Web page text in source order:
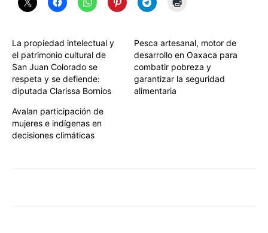
La propiedad intelectual y
el patrimonio cultural de
San Juan Colorado se
respeta y se defiende:
diputada Clarissa Bornios
Pesca artesanal, motor de
desarrollo en Oaxaca para
combatir pobreza y
garantizar la seguridad
alimentaria
Avalan participación de
mujeres e indígenas en
decisiones climáticas